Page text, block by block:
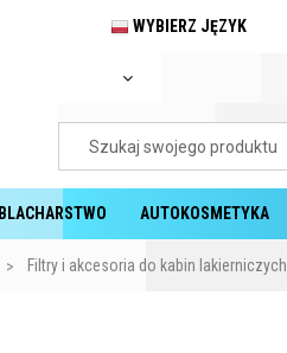
WYBIERZ JĘZYK
BLACHARSTWO AUTOKOSMETYKA
Filtry i akcesoria do kabin lakierniczych